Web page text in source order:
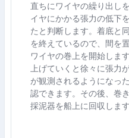
直ちにワイヤの繰り出し
イヤにかかる張力の低下
たと判断します。着底と
を終えているので、間を
ワイヤの巻上を開始しま
上げていくと徐々に張力
が観測されるようになっ
認できます。その後、巻
採泥器を船上に回収します